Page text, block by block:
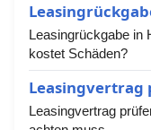
Leasingrückgabe in
kostet Schäden?
Leasingvertrag
Leasingvertrag